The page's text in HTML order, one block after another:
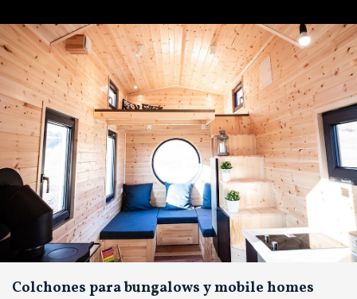
Colchones para bungalows y mobile homes